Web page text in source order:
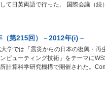
て日英両語で行った。 国際会議（続
（第215回）－2012年(i)－
学では「震災からの日本の復興・再
ピューティング技術」をテーマに
計算科学研究機構で開催された。